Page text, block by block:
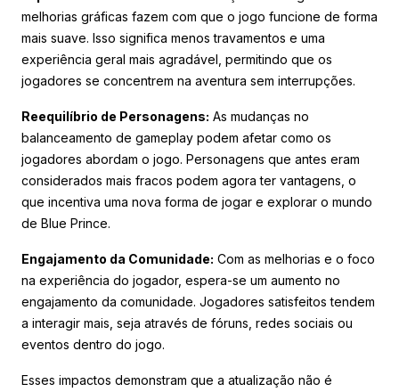
melhorias gráficas fazem com que o jogo funcione de forma
mais suave. Isso significa menos travamentos e uma
experiência geral mais agradável, permitindo que os
jogadores se concentrem na aventura sem interrupções.
Reequilíbrio de Personagens: As mudanças no
balanceamento de gameplay podem afetar como os
jogadores abordam o jogo. Personagens que antes eram
considerados mais fracos podem agora ter vantagens, o
que incentiva uma nova forma de jogar e explorar o mundo
de Blue Prince.
Engajamento da Comunidade: Com as melhorias e o foco
na experiência do jogador, espera-se um aumento no
engajamento da comunidade. Jogadores satisfeitos tendem
a interagir mais, seja através de fóruns, redes sociais ou
eventos dentro do jogo.
Esses impactos demonstram que a atualização não é